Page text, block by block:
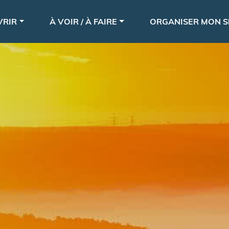
au
principal
À VOIR / À FAIRE ORGANISER MON